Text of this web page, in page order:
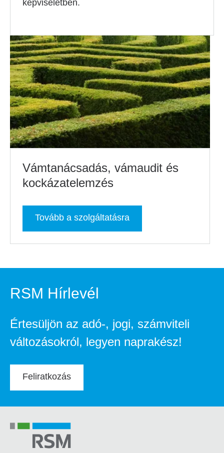
Vámtanácsadás, vámaudit és
kockázatelemzés
Tovább a szolgáltatásra
képviseletben.
RSM Hírlevél
Értesüljön az adó-, jogi, számviteli
változásokról, legyen naprakész!
Feliratkozás